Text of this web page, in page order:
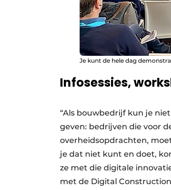
Je kunt de hele dag
Infosessies,
“Als bouwbedrijf kun je
geven: bedrijven die voor
overheidsopdrachten,
je dat niet kunt en doet,
ze met die digitale
met de Digital